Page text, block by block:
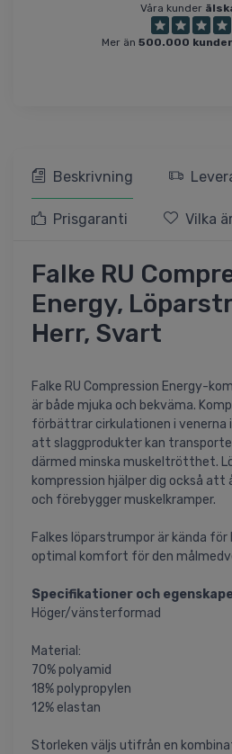
Våra kunder
Mer än 500.000 kunder
Beskrivning
Prisgaranti Vilka
Falke RU
Energy,
Herr, Svart
Falke RU Compression Energy-
är både mjuka och bekväma.
förbättrar cirkulationen i venerna
att slaggprodukter kan
därmed minska muskeltrötthet.
kompression hjälper dig också
och förebygger muskelkramper.
Falkes löparstrumpor är kända
optimal komfort för den
Specifikationer och
Höger/vänsterformad
Material:
70% polyamid
18% polypropylen
12% elastan
Storleken väljs utifrån en